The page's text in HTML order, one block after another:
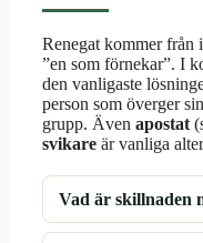
Renegat kommer från
”en som förnekar”. I
den vanligaste
person som överger
grupp. Även apostat
svikare är vanliga
Vad är skillnaden